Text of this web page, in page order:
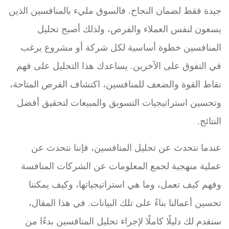
جيدة فقط لضمان النجاح. فالسوق مليء بالمنافسين الذين
يسعون لنفس العملاء والفرص، ولذلك أصبح تحليل
المنافسين خطوة أساسية لكل شركة أو مشروع يرغب
في التفوق على الآخرين. يساعدك هذا التحليل على فهم
نقاط القوة والضعف للمنافسين، اكتشاف الفرص المتاحة،
وتحسين استراتيجيات التسويق والمبيعات لتحقيق أفضل
النتائج.
عندما نتحدث عن تحليل المنافسين، فإننا نتحدث عن
عملية منهجية لجمع المعلومات عن الشركات المنافسة
وفهم كيف تعمل، وما هي استراتيجياتها، وكيف يمكننا
تحسين أعمالنا بناءً على تلك البيانات. في هذا المقال،
سنقدم لك دليلًا كاملًا لإجراء تحليل المنافسين بدءًا من